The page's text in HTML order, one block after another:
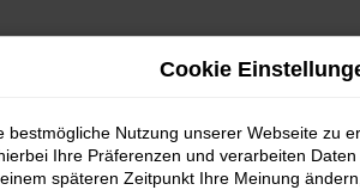
Cookie
bestmögliche Nutzung unserer Webseite zu
Ihre Präferenzen und verarbeiten
späteren Zeitpunkt Ihre Meinung